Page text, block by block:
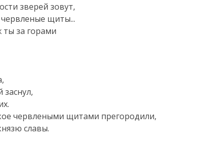
зверей зовут,
щиты...
ты за горами
червлеными щитами прегородили,
славы.